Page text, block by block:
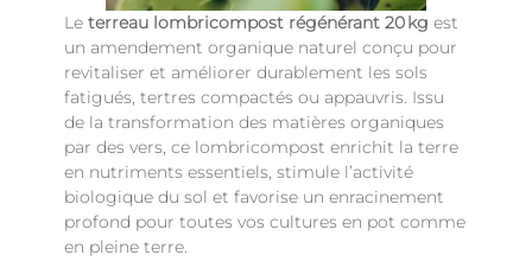
Le terreau lombricompost régénérant 20 kg est
un amendement organique naturel conçu pour
revitaliser et améliorer durablement les sols
fatigués, tertres compactés ou appauvris. Issu
de la transformation des matières organiques
par des vers, ce lombricompost enrichit la terre
en nutriments essentiels, stimule l’activité
biologique du sol et favorise un enracinement
profond pour toutes vos cultures en pot comme
en pleine terre.